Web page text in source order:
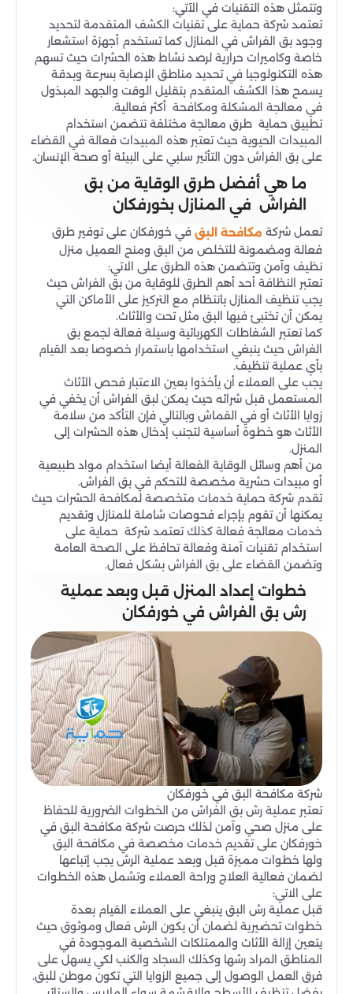
وتتمثل هذه التقنيات في الآتي:
تعتمد شركة حماية على تقنيات الكشف المتقدمة لتحديد
وجود بق الفراش في المنازل كما تستخدم أجهزة استشعار
خاصة وكاميرات حرارية لرصد نشاط هذه الحشرات حيث تسهم
هذه التكنولوجيا في تحديد مناطق الإصابة بسرعة وبدقة
يسمح هذا الكشف المتقدم بتقليل الوقت والجهد المبذول
في معالجة المشكلة ومكافحة أكثر فعالية.
تطبيق حماية طرق معالجة مختلفة تتضمن استخدام
المبيدات الحيوية حيث تعتبر هذه المبيدات فعالة في القضاء
على بق الفراش دون التأثير سلبي على البيئة أو صحة الإنسان.
ما هي أفضل طرق الوقاية من بق
الفراش في المنازل بخورفكان
تعمل شركة مكافحة البق في خورفكان على توفير طرق
فعالة ومضمونة للتخلص من البق ومنح العميل منزل
نظيف وآمن وتتضمن هذه الطرق على الاتي:
تعتبر النظافة أحد أهم الطرق للوقاية من بق الفراش حيث
يجب تنظيف المنازل بانتظام مع التركيز على الأماكن التي
يمكن أن تختبئ فيها البق مثل تحت والأثاث.
كما تعتبر الشفاطات الكهربائية وسيلة فعالة لجمع بق
الفراش حيث ينبغي استخدامها باستمرار خصوصا بعد القيام
بأي عملية تنظيف.
يجب على العملاء أن يأخذوا بعين الاعتبار فحص الأثاث
المستعمل قبل شرائه حيث يمكن لبق الفراش أن يخفي في
زوايا الأثاث أو في القماش وبالتالي فإن التأكد من سلامة
الأثاث هو خطوة أساسية لتجنب إدخال هذه الحشرات إلى
المنزل.
من أهم وسائل الوقاية الفعالة أيضا استخدام مواد طبيعية
أو مبيدات حشرية مخصصة للتحكم في بق الفراش.
تقدم شركة حماية خدمات متخصصة لمكافحة الحشرات حيث
يمكنها أن تقوم بإجراء فحوصات شاملة للمنازل وتقديم
خدمات معالجة فعالة كذلك تعتمد شركة حماية على
استخدام تقنيات آمنة وفعالة تحافظ على الصحة العامة
وتضمن القضاء على بق الفراش بشكل فعال.
خطوات إعداد المنزل قبل وبعد عملية
رش بق الفراش في خورفكان
شركة مكافحة البق في خورفكان
تعتبر عملية رش بق الفراش من الخطوات الضرورية للحفاظ
على منزل صحي وآمن لذلك حرصت شركة مكافحة البق في
خورفكان على تقديم خدمات مخصصة في مكافحة البق
ولها خطوات مميزة قبل وبعد عملية الرش يجب إتباعها
لضمان فعالية العلاج وراحة العملاء وتشمل هذه الخطوات
على الاتي:
قبل عملية رش البق ينبغي على العملاء القيام بعدة
خطوات تحضيرية لضمان أن يكون الرش فعال وموثوق حيث
يتعين إزالة الأثاث والممتلكات الشخصية الموجودة في
المناطق المراد رشها وكذلك السجاد والكنب لكي يسهل على
فرق العمل الوصول إلى جميع الزوايا التي تكون موطن للبق.